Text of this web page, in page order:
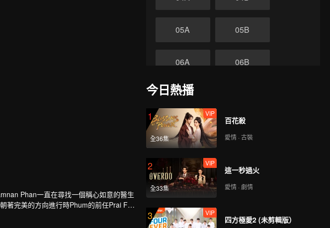
05A 05B
06A 06B
07A
08A 08B
Phan一直在尋找一個稱心如意的醫生
著完美的方向進行時Phum的前任Prai Fah
今日熱播
1
全36集
VIP
百花殺
愛情 · 古裝
2
全33集
VIP
這一秒過火
愛情 · 劇情
3 VIP
四方極愛2 (未剪輯版）